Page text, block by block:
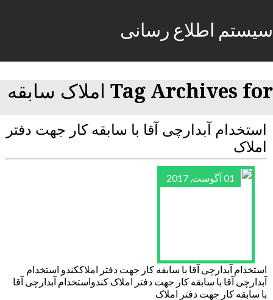
سیستم اطلاع رسانی
Tag Archives for املاک سابقه
استخدام آبدارچی آقا با سابقه کار جهت دفتر
املاک
01 آگوست, 2017
استخدام آبدارچی آقا با سابقه کار جهت دفتر املاککندو استخدام
آبدارچی آقا با سابقه کار جهت دفتر املاک کندواستخدام آبدارچی آقا
با سابقه کار جهت دفتر املاک